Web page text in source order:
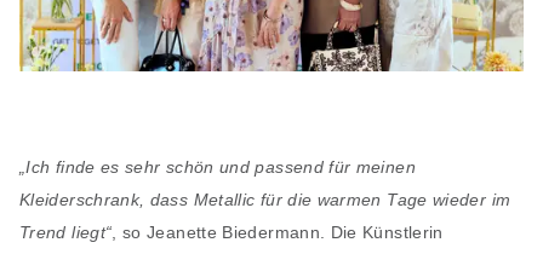
„Ich finde es sehr schön und passend für meinen
Kleiderschrank, dass Metallic für die warmen Tage wieder im
Trend liegt“ , so Jeanette Biedermann. Die Künstlerin